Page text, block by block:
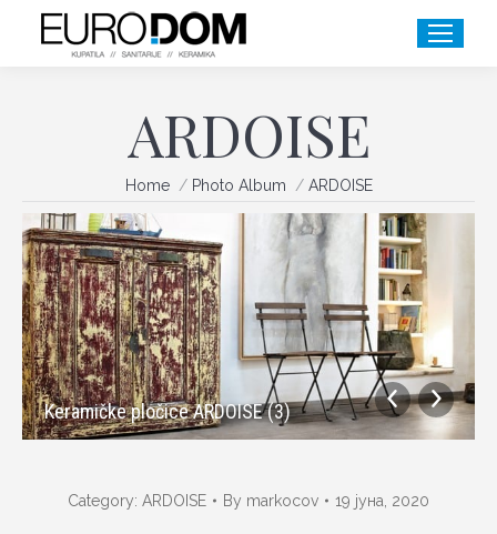
ARDOISE
You are here:
Home Photo Album ARDOISE
Keramičke pločice ARDOISE (3)
Category: ARDOISE By markocov 19 јуна, 2020